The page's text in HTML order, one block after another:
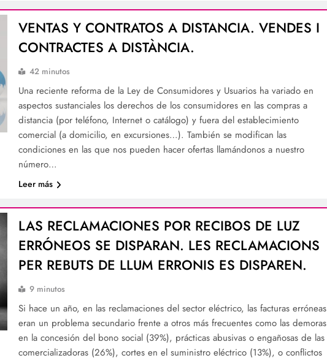
VENTAS Y CONTRATOS A DISTANCIA. VENDES I
CONTRACTES A DISTÀNCIA.
42 minutos
Una reciente reforma de la Ley de Consumidores y Usuarios ha variado en
aspectos sustanciales los derechos de los consumidores en las compras a
distancia (por teléfono, Internet o catálogo) y fuera del establecimiento
comercial (a domicilio, en excursiones…). También se modifican las
condiciones en las que nos pueden hacer ofertas llamándonos a nuestro
número…
Leer más
LAS RECLAMACIONES POR RECIBOS DE LUZ
ERRÓNEOS SE DISPARAN. LES RECLAMACIONS
PER REBUTS DE LLUM ERRONIS ES DISPAREN.
9 minutos
Si hace un año, en las reclamaciones del sector eléctrico, las facturas erróneas
eran un problema secundario frente a otros más frecuentes como las demoras
en la concesión del bono social (39%), prácticas abusivas o engañosas de las
comercializadoras (26%), cortes en el suministro eléctrico (13%), o conflictos